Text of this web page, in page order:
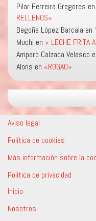
Pilar Ferreira Gregores en
RELLENOS»
Begoña López Barcala en
Muchi en » LECHE FRITA
Amparo Calzada Velasco
Alons en «ROGAO»
Aviso legal
Política de cookies
Más información sobre la
Política de privacidad
Inicio
Nosotros